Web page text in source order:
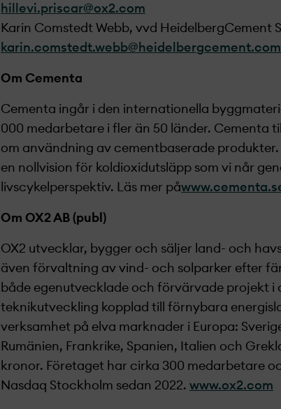
hillevi.priscar@ox2.com
Karin Comstedt Webb, vvd HeidelbergCement
karin.comstedt.webb@heidelbergcement.com
Om Cementa
Cementa ingår i den internationella
000 medarbetare i fler än 50 länder. Cementa
om användning av cementbaserade
en nollvision för koldioxidutsläpp som vi når
livscykelperspektiv. Läs mer på
Om OX2 AB (publ)
OX2 utvecklar, bygger och säljer land- och
även förvaltning av vind- och solparker efter
både egenutvecklade och förvärvade projekt­ i
teknikutveckling kopplad till förnybara
verksamhet på elva marknader i Europa:
Rumänien, Frankrike, Spanien, Italien och
kronor. Företaget har cirka 300 medarbetare
Nasdaq Stockholm sedan 2022. www.ox2.com